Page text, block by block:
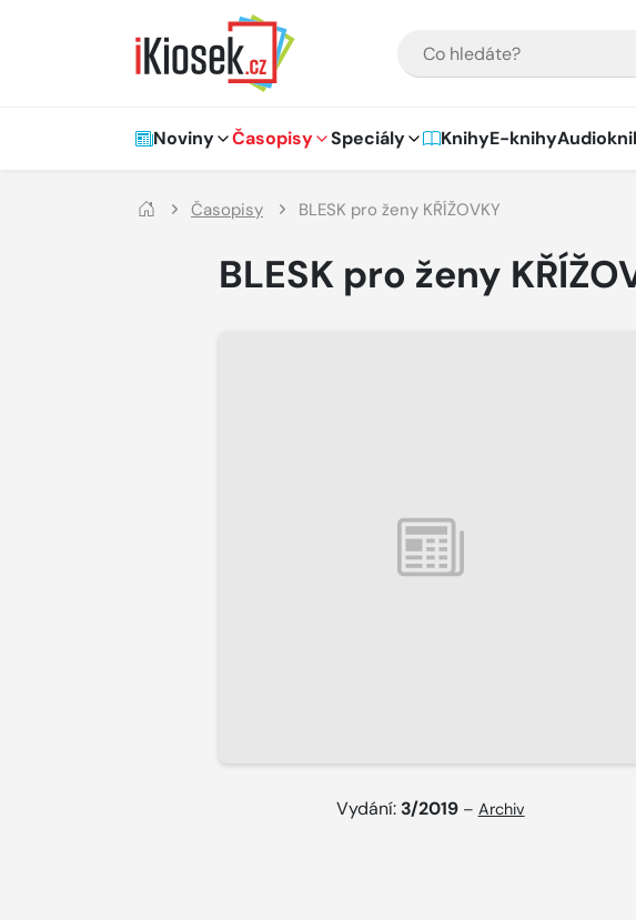
Hlavní navigace
Noviny Časopisy Speciály KnihyE-knihy
Časopisy BLESK pro ženy KŘÍŽOVKY
BLESK pro ženy
Vydání: 3/2019 – Archiv